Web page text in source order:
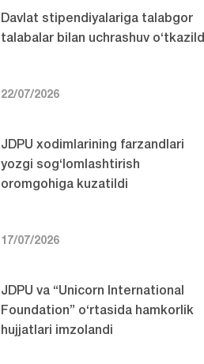
Davlat stipendiyalariga talabgor
talabalar bilan uchrashuv o‘tkazildi
22/07/2026
JDPU xodimlarining farzandlari
yozgi sog‘lomlashtirish
oromgohiga kuzatildi
17/07/2026
JDPU va “Unicorn International
Foundation” o‘rtasida hamkorlik
hujjatlari imzolandi